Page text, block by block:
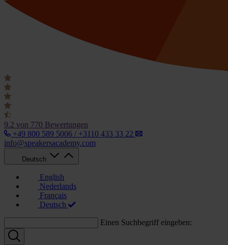
9.2 von 770 Bewertungen
+49 800 589 5006 / +3110 433 33 22
info@speakersacademy.com
Deutsch
English
Nederlands
Français
Deutsch
Einen Suchbegriff eingeben: